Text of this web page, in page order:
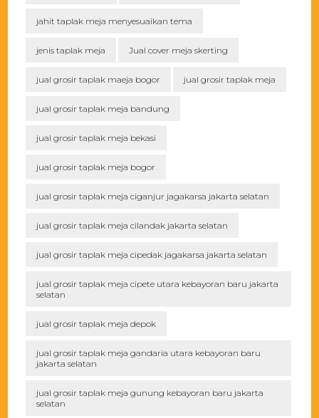
jahit taplak meja menyesuaikan tema
jenis taplak meja Jual cover meja skerting
jual grosir taplak maeja bogor jual grosir taplak meja
jual grosir taplak meja bandung
jual grosir taplak meja bekasi
jual grosir taplak meja bogor
jual grosir taplak meja ciganjur jagakarsa jakarta selatan
jual grosir taplak meja cilandak jakarta selatan
jual grosir taplak meja cipedak jagakarsa jakarta selatan
jual grosir taplak meja cipete utara kebayoran baru jakarta
selatan
jual grosir taplak meja depok
jual grosir taplak meja gandaria utara kebayoran baru
jakarta selatan
jual grosir taplak meja gunung kebayoran baru jakarta
selatan